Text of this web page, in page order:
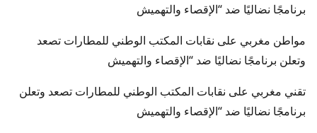
برنامجًا نضاليًا ضد “الإقصاء والتهميش
مواطن مغربي على نقابات المكتب الوطني للمطارات تصعد
وتعلن برنامجًا نضاليًا ضد “الإقصاء والتهميش
تقني مغربي على نقابات المكتب الوطني للمطارات تصعد وتعلن
برنامجًا نضاليًا ضد “الإقصاء والتهميش